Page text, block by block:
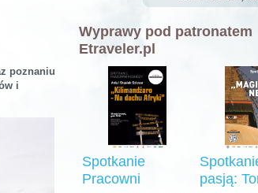
poznaniu
i
Wyprawy pod patronatem
Etraveler.pl
Spotkanie
Pracowni
pasją: